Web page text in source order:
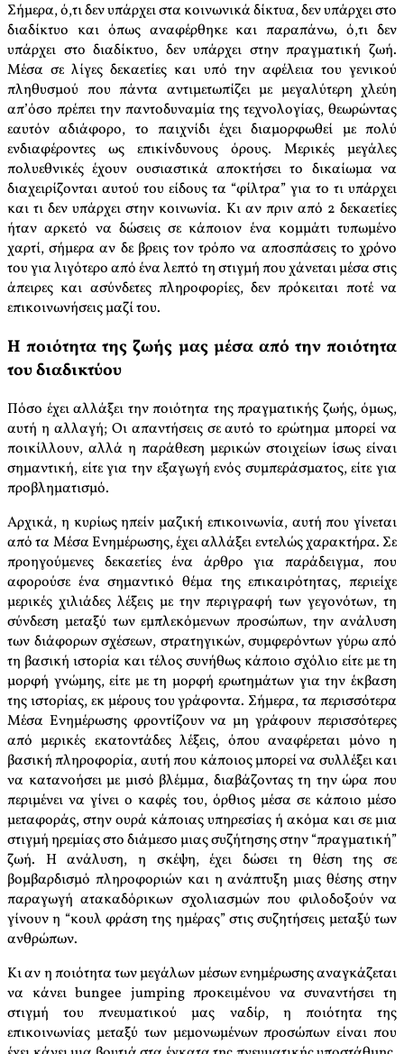
Σήμερα, ό,τι δεν υπάρχει στα κοινωνικά δίκτυα, δεν υπάρχει στο
διαδίκτυο και όπως αναφέρθηκε και παραπάνω, ό,τι δεν
υπάρχει στο διαδίκτυο, δεν υπάρχει στην πραγματική ζωή.
Μέσα σε λίγες δεκαετίες και υπό την αφέλεια του γενικού
πληθυσμού που πάντα αντιμετωπίζει με μεγαλύτερη χλεύη
απ’όσο πρέπει την παντοδυναμία της τεχνολογίας, θεωρώντας
εαυτόν αδιάφορο, το παιχνίδι έχει διαμορφωθεί με πολύ
ενδιαφέροντες ως επικίνδυνους όρους. Μερικές μεγάλες
πολυεθνικές έχουν ουσιαστικά αποκτήσει το δικαίωμα να
διαχειρίζονται αυτού του είδους τα “φίλτρα” για το τι υπάρχει
και τι δεν υπάρχει στην κοινωνία. Κι αν πριν από 2 δεκαετίες
ήταν αρκετό να δώσεις σε κάποιον ένα κομμάτι τυπωμένο
χαρτί, σήμερα αν δε βρεις τον τρόπο να αποσπάσεις το χρόνο
του για λιγότερο από ένα λεπτό τη στιγμή που χάνεται μέσα στις
άπειρες και ασύνδετες πληροφορίες, δεν πρόκειται ποτέ να
επικοινωνήσεις μαζί του.
Η ποιότητα της ζωής μας μέσα από την ποιότητα
του διαδικτύου
Πόσο έχει αλλάξει την ποιότητα της πραγματικής ζωής, όμως,
αυτή η αλλαγή; Οι απαντήσεις σε αυτό το ερώτημα μπορεί να
ποικίλλουν, αλλά η παράθεση μερικών στοιχείων ίσως είναι
σημαντική, είτε για την εξαγωγή ενός συμπεράσματος, είτε για
προβληματισμό.
Αρχικά, η κυρίως ηπείν μαζική επικοινωνία, αυτή που γίνεται
από τα Μέσα Ενημέρωσης, έχει αλλάξει εντελώς χαρακτήρα. Σε
προηγούμενες δεκαετίες ένα άρθρο για παράδειγμα, που
αφορούσε ένα σημαντικό θέμα της επικαιρότητας, περιείχε
μερικές χιλιάδες λέξεις με την περιγραφή των γεγονότων, τη
σύνδεση μεταξύ των εμπλεκόμενων προσώπων, την ανάλυση
των διάφορων σχέσεων, στρατηγικών, συμφερόντων γύρω από
τη βασική ιστορία και τέλος συνήθως κάποιο σχόλιο είτε με τη
μορφή γνώμης, είτε με τη μορφή ερωτημάτων για την έκβαση
της ιστορίας, εκ μέρους του γράφοντα. Σήμερα, τα περισσότερα
Μέσα Ενημέρωσης φροντίζουν να μη γράφουν περισσότερες
από μερικές εκατοντάδες λέξεις, όπου αναφέρεται μόνο η
βασική πληροφορία, αυτή που κάποιος μπορεί να συλλέξει και
να κατανοήσει με μισό βλέμμα, διαβάζοντας τη την ώρα που
περιμένει να γίνει ο καφές του, όρθιος μέσα σε κάποιο μέσο
μεταφοράς, στην ουρά κάποιας υπηρεσίας ή ακόμα και σε μια
στιγμή ηρεμίας στο διάμεσο μιας συζήτησης στην “πραγματική”
ζωή. Η ανάλυση, η σκέψη, έχει δώσει τη θέση της σε
βομβαρδισμό πληροφοριών και η ανάπτυξη μιας θέσης στην
παραγωγή ατακαδόρικων σχολιασμών που φιλοδοξούν να
γίνουν η “κουλ φράση της ημέρας” στις συζητήσεις μεταξύ των
ανθρώπων.
Κι αν η ποιότητα των μεγάλων μέσων ενημέρωσης αναγκάζεται
να κάνει bungee jumping προκειμένου να συναντήσει τη
στιγμή του πνευματικού μας ναδίρ, η ποιότητα της
επικοινωνίας μεταξύ των μεμονωμένων προσώπων είναι που